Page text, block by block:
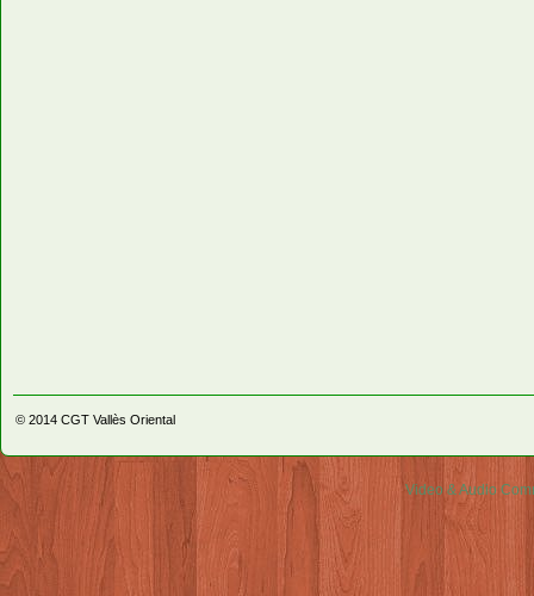
© 2014 CGT Vallès Oriental
Video & Audio